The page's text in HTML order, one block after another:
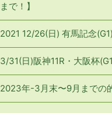
まで！】
2021 12/26(日) 有馬記念(G1)
3/31(日)阪神11R・大阪杯
2023年-3月末〜9月までの